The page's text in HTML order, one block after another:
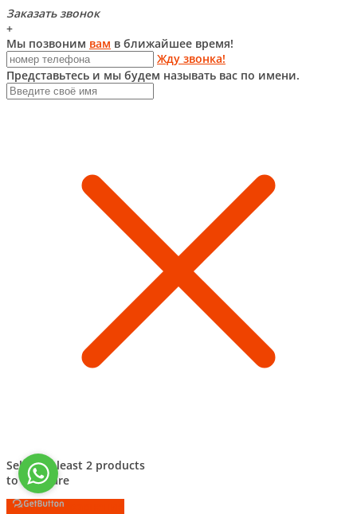
Заказать звонок
+
Мы позвоним вам в ближайшее время!
Жду звонка!
Представьтесь и мы будем называть вас по имени.
Select at least 2 products
to compare
Смотреть сравнение